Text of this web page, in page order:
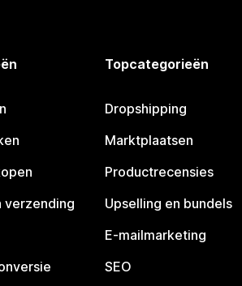
verzending
Topcategorieën
Dropshipping
Marktplaatsen
Productrecensies
Upselling en bundels
E-mailmarketing
SEO